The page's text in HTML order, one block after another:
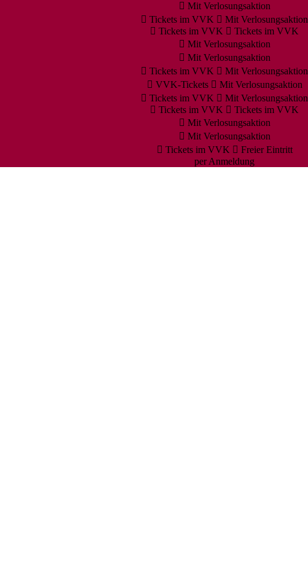
Mit Verlosungsaktion
Tickets im VVK
Mit Verlosungsaktion
Tickets im VVK
Tickets im VVK
Mit Verlosungsaktion
Mit Verlosungsaktion
Tickets im VVK
Mit Verlosungsaktion
VVK-Tickets
Mit Verlosungsaktion
Tickets im VVK
Mit Verlosungsaktion
Tickets im VVK
Tickets im VVK
Mit Verlosungsaktion
Mit Verlosungsaktion
Tickets im VVK
Freier Eintritt
per Anmeldung